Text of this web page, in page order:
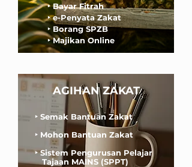
‣ Bayar Fitrah
‣ e-Penyata Zakat
‣ Borang SPZB
‣ Majikan Online
‣ Semak Bantuan Zakat
‣ Mohon Bantuan Zakat
‣Sistem Pengurusan Pelajar
Tajaan MAINS (SPPT)
AGIHAN ZAKAT